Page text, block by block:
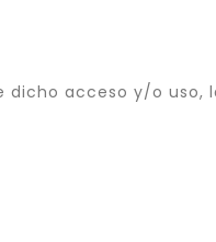
acceso y/o uso,